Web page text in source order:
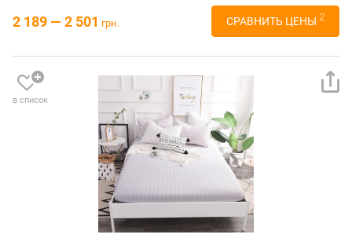
2 189 — 2 501 грн. СРАВНИТЬ ЦЕНЫ 2
в список